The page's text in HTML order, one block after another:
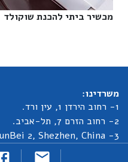
מכשיר ביתי להכנת שוקולד‎
משרדינו:
1- רחוב הירדן 1, עין ורד.
2- רחוב הזרם 7, תל-אביב.
3- DunBei 2, Shezhen, China